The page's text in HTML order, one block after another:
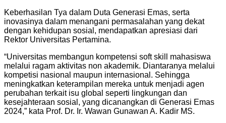
Keberhasilan Tya dalam Duta Generasi Emas, serta
inovasinya dalam menangani permasalahan yang dekat
dengan kehidupan sosial, mendapatkan apresiasi dari
Rektor Universitas Pertamina.
“Universitas membangun kompetensi soft skill mahasiswa
melalui ragam aktivitas non akademik. Diantaranya melalui
kompetisi nasional maupun internasional. Sehingga
meningkatkan keterampilan mereka untuk menjadi agen
perubahan terkait isu global seperti lingkungan dan
kesejahteraan sosial, yang dicanangkan di Generasi Emas
2024,” kata Prof. Dr. Ir. Wawan Gunawan A. Kadir MS.